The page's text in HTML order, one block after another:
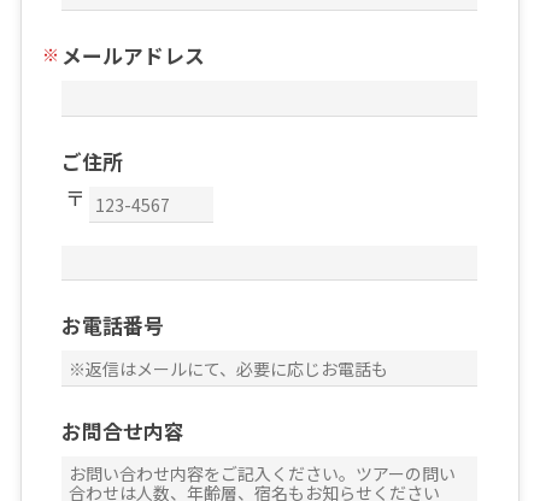
メールアドレス
ご住所
お電話番号
お問合せ内容